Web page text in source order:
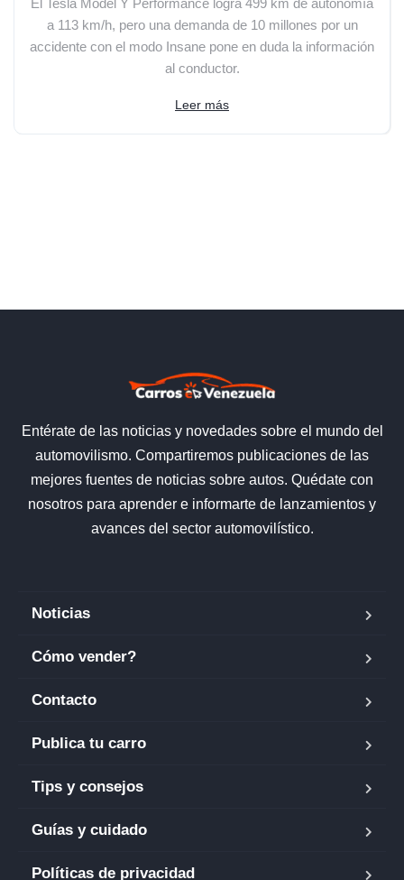
a 113 km/h, pero una demanda de 10 millones por un
accidente con el modo Insane pone en duda la información
al conductor.
Leer más
Entérate de las noticias y novedades sobre el mundo del
automovilismo. Compartiremos publicaciones de las
mejores fuentes de noticias sobre autos. Quédate con
nosotros para aprender e informarte de lanzamientos y
avances del sector automovilístico.
Noticias
Cómo vender?
Contacto
Publica tu carro
Tips y consejos
Guías y cuidado
Políticas de privacidad